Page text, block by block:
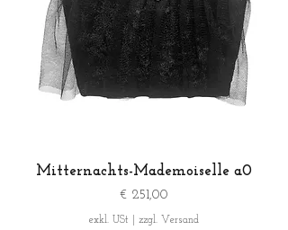
Mitternachts-Mademoiselle a0
Preis
€ 251,00
exkl. USt zzgl. Versand